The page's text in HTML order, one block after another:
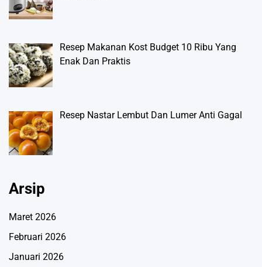
Resep Makanan Kost Budget 10 Ribu Yang
Enak Dan Praktis
Resep Nastar Lembut Dan Lumer Anti Gagal
Arsip
Maret 2026
Februari 2026
Januari 2026